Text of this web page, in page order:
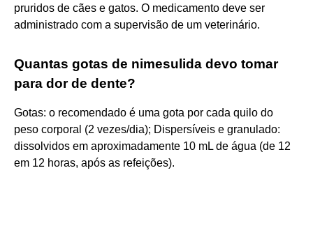
pruridos de cães e gatos. O medicamento deve ser
administrado com a supervisão de um veterinário.
Quantas gotas de nimesulida devo tomar
para dor de dente?
Gotas: o recomendado é uma gota por cada quilo do
peso corporal (2 vezes/dia); Dispersíveis e granulado:
dissolvidos em aproximadamente 10 mL de água (de 12
em 12 horas, após as refeições).